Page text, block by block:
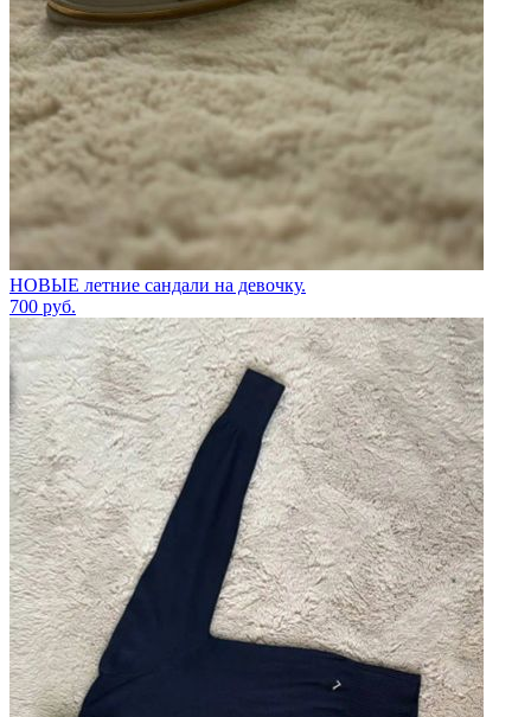
НОВЫЕ летние сандали на девочку.
700 руб.